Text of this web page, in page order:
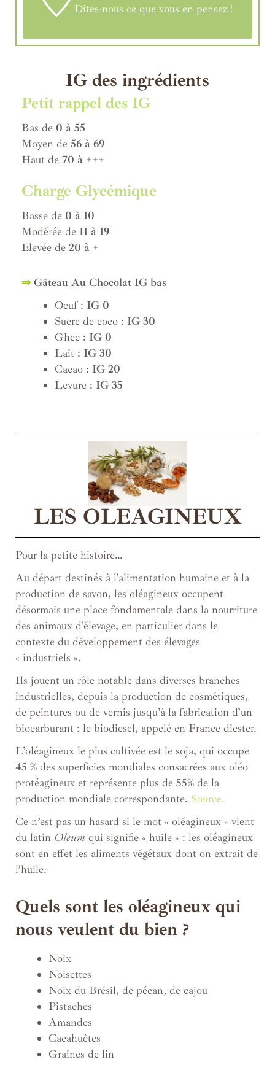
Dites-nous ce que vous en pensez !
IG des ingrédients
Petit rappel des IG
Bas de 0 à 55
Moyen de 56 à 69
Haut de 70 à +++
Charge Glycémique
Basse de 0 à 10
Modérée de 11 à 19
Elevée de 20 à +
⇒ Gâteau Au Chocolat IG bas
Oeuf : IG 0
Sucre de coco : IG 30
Ghee : IG 0
Lait : IG 30
Cacao : IG 20
Levure : IG 35
LES OLEAGINEUX
Pour la petite histoire…
Au départ destinés à l’alimentation humaine et à la
production de savon, les oléagineux occupent
désormais une place fondamentale dans la nourriture
des animaux d’élevage, en particulier dans le
contexte du développement des élevages
« industriels ».
Ils jouent un rôle notable dans diverses branches
industrielles, depuis la production de cosmétiques,
de peintures ou de vernis jusqu’à la fabrication d’un
biocarburant : le biodiesel, appelé en France diester.
L’oléagineux le plus cultivée est le soja, qui occupe
45 % des superficies mondiales consacrées aux oléo
protéagineux et représente plus de 55% de la
production mondiale correspondante. Source.
Ce n’est pas un hasard si le mot « oléagineux » vient
du latin Oleum qui signifie « huile » : les oléagineux
sont en effet les aliments végétaux dont on extrait de
l’huile.
Quels sont les oléagineux qui
nous veulent du bien ?
Noix
Noisettes
Noix du Brésil, de pécan, de cajou
Pistaches
Amandes
Cacahuètes
Graines de lin